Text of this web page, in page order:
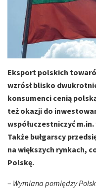
Eksport polskich
wzrósł blisko
konsumenci cenią
też okazji do
współuczestniczyć
Także bułgarscy
na większych rynkach,
Polskę.
– Wymiana pomiędzy